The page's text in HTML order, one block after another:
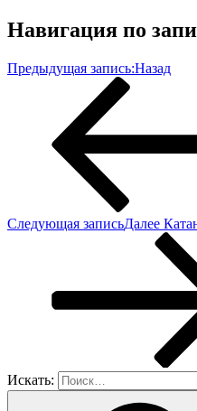
Навигация по
Предыдущая запись:Назад
Следующая записьДалее
Искать: